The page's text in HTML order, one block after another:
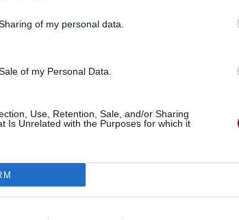
of my personal data.
of my Personal Data.
Use, Retention, Sale, and/or Sharing
Is Unrelated with the Purposes for which it